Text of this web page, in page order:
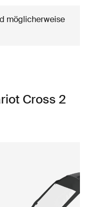
möglicherweise
Cross 2